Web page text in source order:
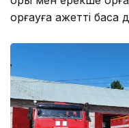
қорғауға қажетті